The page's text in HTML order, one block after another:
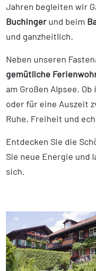
Jahren begleiten wir
Buchinger und beim
und ganzheitlich.
Neben unseren
gemütliche
am Großen Alpsee.
oder für eine Auszeit
Ruhe, Freiheit und
Entdecken Sie die
Sie neue Energie und
sich.